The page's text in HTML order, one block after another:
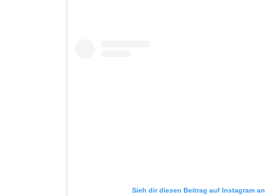
Sieh dir diesen Beitrag auf Instagram an